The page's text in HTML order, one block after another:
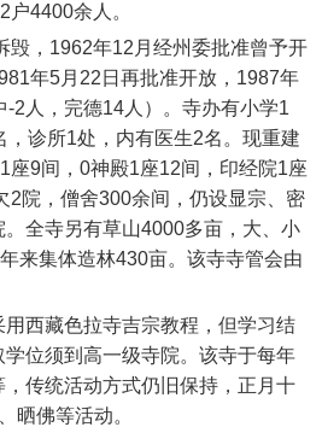
4400余人。
，1962年12月经州委批准曾予开
年5月22日再批准开放，1987年
-2人，完德14人）。寺办有小学1
，诊所1处，内有医生2名。现重建
座9间，0神殿1座12间，印经院1座
2院，僧舍300余间，仍设显宗、密
全寺另有草山4000多亩，大、小
来集体造林430亩。该寺寺管会由
西藏色拉寺吉宗教程，但学习结
位须到高一级寺院。该寺于每年
传统活动方式仍旧保持，正月十
晒佛等活动。